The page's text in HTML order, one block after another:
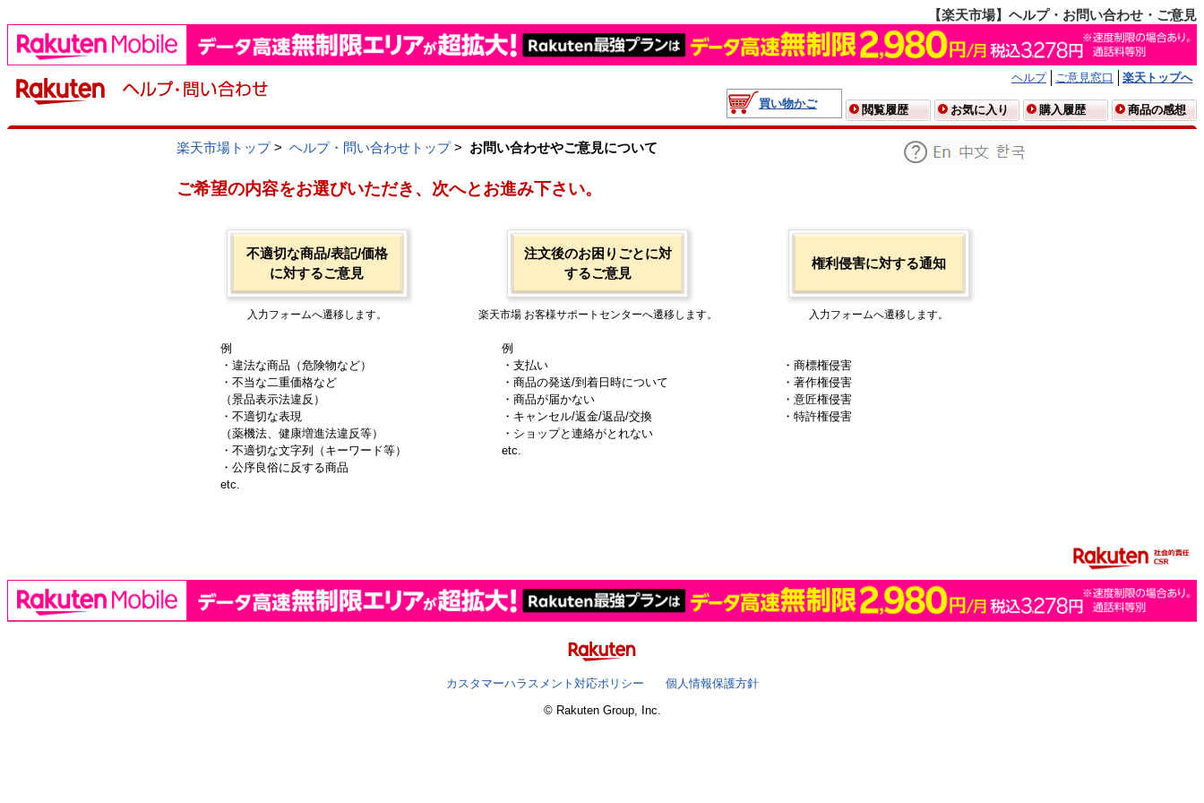
【楽天市場】ヘルプ・お問い合わせ・ご意見
ヘルプ ご意見窓口
楽天トップへ
買い物かご
閲覧履歴 お気に入り 購入履歴 商品の感想
楽天市場トップ> ヘルプ・問い合わせトップ> お問い合わせやご意見について
ご希望の内容をお選びいただき、次へとお進み下さい。
不適切な商品/表記/価格
に対するご意見
入力フォームへ遷移します。
例
・違法な商品（危険物など）
・不当な二重価格など
（景品表示法違反）
・不適切な表現
（薬機法、健康増進法違反等）
・不適切な文字列（キーワード等）
・公序良俗に反する商品
etc.
注文後のお困りごとに対
するご意見
楽天市場 お客様サポートセンターへ遷移します。
例
・支払い
・商品の発送/到着日時について
・商品が届かない
・キャンセル/返金/返品/交換
・ショップと連絡がとれない
etc.
権利侵害に対する通知
入力フォームへ遷移します。
・商標権侵害
・著作権侵害
・意匠権侵害
・特許権侵害
カスタマーハラスメント対応ポリシー
個人情報保護方針
© Rakuten Group, Inc.